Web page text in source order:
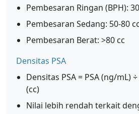
Pembesaran Ringan (BPH):
Pembesaran Sedang: 50-80 cc
Pembesaran Berat: >80 cc
Densitas PSA
Densitas PSA = PSA (ng/mL)
(cc)
Nilai lebih rendah terkait